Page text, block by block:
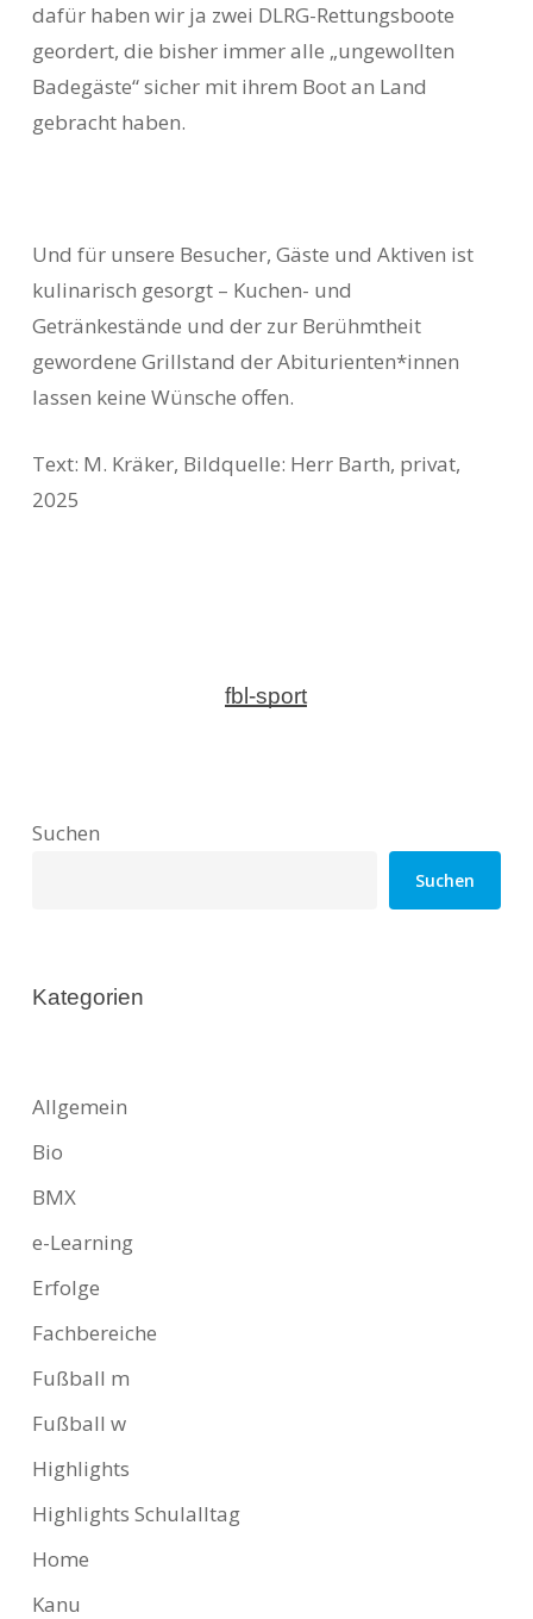
dafür haben wir ja zwei DLRG-Rettungsboote
geordert, die bisher immer alle „ungewollten
Badegäste“ sicher mit ihrem Boot an Land
gebracht haben.
Und für unsere Besucher, Gäste und Aktiven ist
kulinarisch gesorgt – Kuchen- und
Getränkestände und der zur Berühmtheit
gewordene Grillstand der Abiturienten*innen
lassen keine Wünsche offen.
Text: M. Kräker, Bildquelle: Herr Barth, privat,
2025
fbl-sport
Suchen
Suchen
Kategorien
Allgemein
Bio
BMX
e-Learning
Erfolge
Fachbereiche
Fußball m
Fußball w
Highlights
Highlights Schulalltag
Home
Kanu